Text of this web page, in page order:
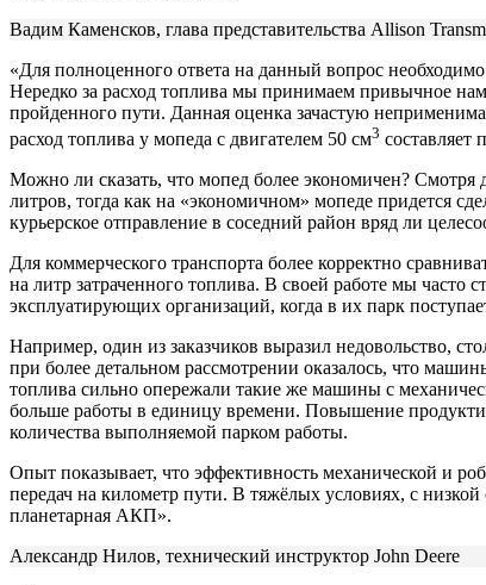
Вадим Каменсков, глава представительства Allison
«Для полноценного ответа на данный вопрос
Нередко за расход топлива мы принимаем привычное
пройденного пути. Данная оценка зачастую
расход топлива у мопеда с двигателем 50 см3 составляет
Можно ли сказать, что мопед более экономичен? Смотря
литров, тогда как на «экономичном» мопеде придется
курьерское отправление в соседний район вряд ли
Для коммерческого транспорта более корректно
на литр затраченного топлива. В своей работе мы часто
эксплуатирующих организаций, когда в их парк
Например, один из заказчиков выразил недовольство,
при более детальном рассмотрении оказалось, что
топлива сильно опережали такие же машины с
больше работы в единицу времени. Повышение
количества выполняемой парком работы.
Опыт показывает, что эффективность механической и
передач на километр пути. В тяжёлых условиях, с
планетарная АКП».
Александр Нилов, технический инструктор John Deere